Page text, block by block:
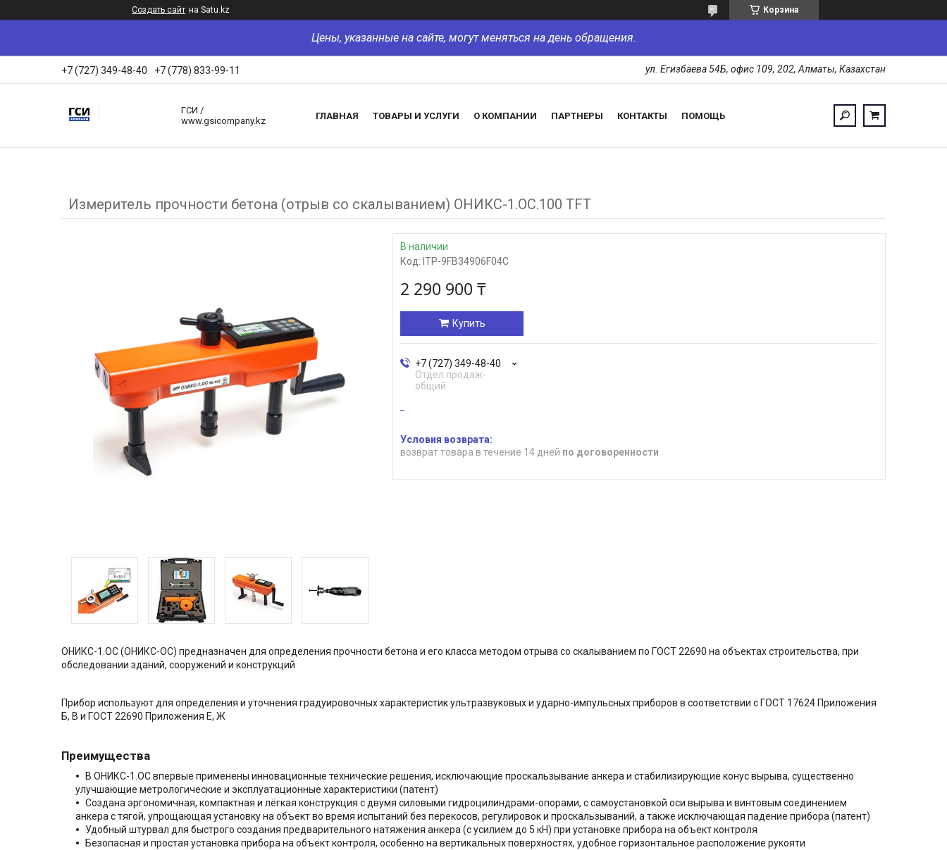
Создать сайт на Satu.kz Корзина
Цены, указанные на сайте, могут меняться на день обращения.
+7 (727) 349-48-40 +7 (778) 833-99-11 ул. Егизбаева 54Б, офис 109, 202, Алматы, Казахстан
ГСИ /
www.gsicompany.kz
ГЛАВНАЯ ТОВАРЫ И УСЛУГИ О КОМПАНИИ ПАРТНЕРЫ КОНТАКТЫ ПОМОЩЬ
Измеритель прочности бетона (отрыв со скалыванием) ОНИКС-1.ОС.100 TFT
В наличии
Код: ITP-9FB34906F04C
2 290 900 ₸
Купить
+7 (727) 349-48-40
Отдел продаж-
общий
возврат товара в течение 14 дней по договоренности
ОНИКС-1.ОС (ОНИКС-ОС) предназначен для определения прочности бетона и его класса методом отрыва со скалыванием по ГОСТ 22690 на объектах строительства, при
обследовании зданий, сооружений и конструкций
Прибор используют для определения и уточнения градуировочных характеристик ультразвуковых и ударно-импульсных приборов в соответствии с ГОСТ 17624 Приложения
Б, В и ГОСТ 22690 Приложения Е, Ж
Преимущества
В ОНИКС-1.ОС впервые применены инновационные технические решения, исключающие проскальзывание анкера и стабилизирующие конус вырыва, существенно
улучшающие метрологические и эксплуатационные характеристики (патент)
Создана эргономичная, компактная и лёгкая конструкция с двумя силовыми гидроцилиндрами-опорами, с самоустановкой оси вырыва и винтовым соединением
анкера с тягой, упрощающая установку на объект во время испытаний без перекосов, регулировок и проскальзываний, а также исключающая падение прибора (патент)
Удобный штурвал для быстрого создания предварительного натяжения анкера (с усилием до 5 кН) при установке прибора на объект контроля
Безопасная и простая установка прибора на объект контроля, особенно на вертикальных поверхностях, удобное горизонтальное расположение рукояти